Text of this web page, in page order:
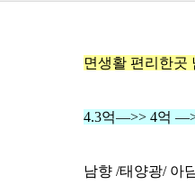
면생활 편리한곳
4.3억—>> 4억
남향 /태양광/ 아